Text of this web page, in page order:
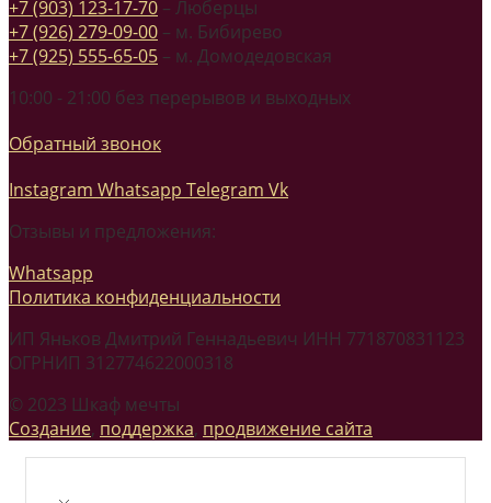
+7 (903) 123-17-70 – Люберцы
+7 (926) 279-09-00 – м. Бибирево
+7 (925) 555-65-05 – м. Домодедовская
10:00 - 21:00 без перерывов и выходных
Обратный звонок
Instagram Whatsapp Telegram Vk
Отзывы и предложения:
Whatsapp
Политика конфиденциальности
ИП Яньков Дмитрий Геннадьевич ИНН 771870831123
ОГРНИП 312774622000318
© 2023 Шкаф мечты
Создание, поддержка, продвижение сайта